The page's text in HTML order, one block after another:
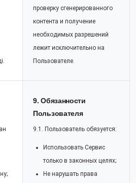
проверку сгенерированного
контента и получение
необходимых разрешений
лежит исключительно на
Пользователе.
9. Обязанности
Пользователя
9.1. Пользователь обязуется:
Использовать Сервис
только в законных целях;
Не нарушать права